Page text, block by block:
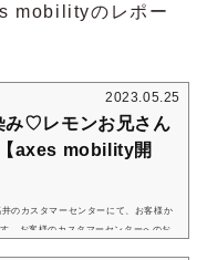
mobilityのレポー
2023.05.25
♡レモンお兄さん
axes mobility開
のカスタマーセンターにて、お客様か
。お客様のカスタマーセンターへのお